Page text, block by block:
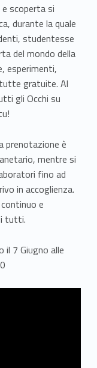
scoperta si
durante la quale
studentesse
del mondo della
esperimenti,
gratuite. Al
gli Occhi su
prenotazione è
mentre si
fino ad
in accoglienza.
e
tutti.
il 7 Giugno alle